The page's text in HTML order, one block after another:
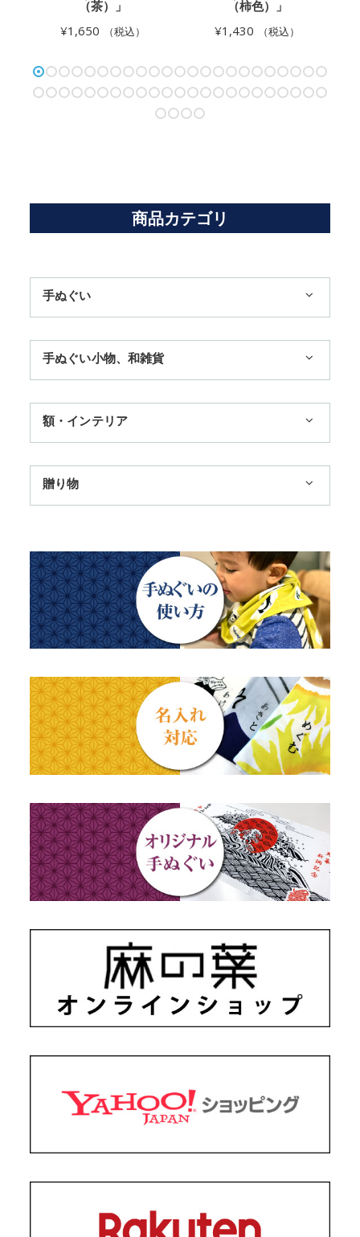
（茶）」
¥1,650 （税込）
（柿色）」
¥1,430 （税込）
商品カテゴリ
手ぬぐい
3,300円まで
11,000円まで
季節のおすすめ
浮世絵・名画名作・古典
干支・富士・招福・縁起物
動物・その他
江戸小紋・総柄・無地
藍染め・絞り染め
ギフトセット
手ぬぐい小物、和雑貨
扇子
トートバッグ
チーフ・風呂敷
ステーショナリー
額・インテリア
TokyoTokyo選定商品
タペストリー・掛軸・パネル額
のれん
贈り物
母の日ギフト
父の日ギフト
出産祝い
秋のギフト